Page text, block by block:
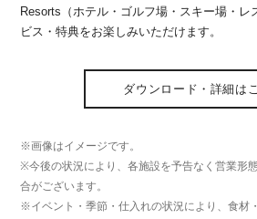
Resorts（ホテル・ゴルフ場・スキー場・レ
ビス・特典をお楽しみいただけます。
ダウンロード・詳細は
※画像はイメージです。
※今後の状況により、各施設を予告なく営業形
合がございます。
※イベント・季節・仕入れの状況により、食材